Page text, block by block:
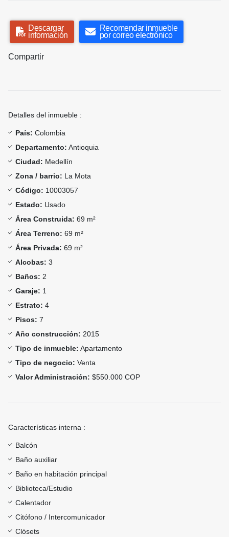
Descargar
información
Recomendar inmueble
por correo electrónico
Compartir
Detalles del inmueble :
País: Colombia
Departamento: Antioquia
Ciudad: Medellín
Zona / barrio: La Mota
Código: 10003057
Estado: Usado
Área Construida: 69 m²
Área Terreno: 69 m²
Área Privada: 69 m²
Alcobas: 3
Baños: 2
Garaje: 1
Estrato: 4
Pisos: 7
Año construcción: 2015
Tipo de inmueble: Apartamento
Tipo de negocio: Venta
Valor Administración: $550.000 COP
Características interna :
Balcón
Baño auxiliar
Baño en habitación principal
Biblioteca/Estudio
Calentador
Citófono / Intercomunicador
Clósets